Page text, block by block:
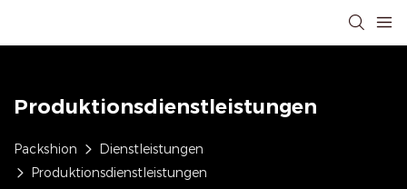
Produktionsdienstleistungen
Packshion
Dienstleistungen
Produktionsdienstleistungen